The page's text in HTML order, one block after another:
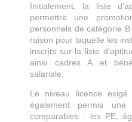
Initialement, la liste
permettre une
personnels de catégorie
raison pour laquelle les
inscrits sur la liste
ainsi cadres A et
salariale.
Le niveau licence
également permis
comparables : les PE,